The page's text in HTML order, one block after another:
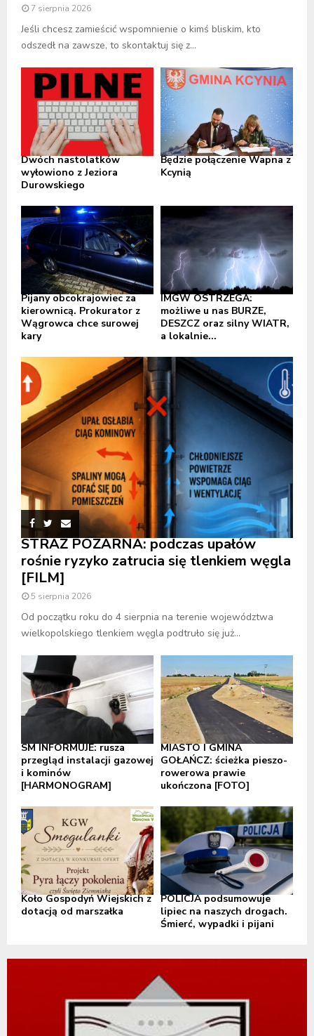
7 sierpnia 2026
Jeśli chcesz zamieścić wspomnienie o kimś bliskim, kto
odszedł na zawsze, to skontaktuj się z...
Dwóch nastolatków
wyłowiono z Jeziora
Durowskiego
Będzie połączenie Wapna z
Kcynią
Pijany obcokrajowiec za
kierownicą. Prokurator z
Wągrowca chce surowej
kary
IMGW OSTRZEGA:
możliwe u nas BURZE,
DESZCZ oraz silny WIATR,
a lokalnie...
STRAŻ POŻARNA: podczas upałów
rośnie ryzyko zatrucia się tlenkiem węgla
[FILM]
5 sierpnia 2026
Od początku roku do 4 sierpnia na terenie województwa
wielkopolskiego tlenkiem węgla podtruło się już...
SM INFORMUJE: rusza
przegląd instalacji gazowej
i kominów
[HARMONOGRAM]
MIASTO I GMINA
GOŁAŃCZ: ścieżka pieszo-
rowerowa prawie
ukończona [FOTO]
Koło Gospodyń Wiejskich z
dotacją od marszałka
POLICJA podsumowuje
lipiec na naszych drogach.
Śmierć, wypadki i pijani